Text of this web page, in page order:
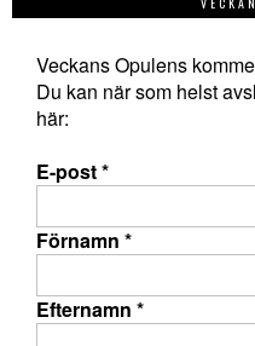
Veckans Opulens
Du kan när som helst
här:
E-post*
Förnamn *
Efternamn *